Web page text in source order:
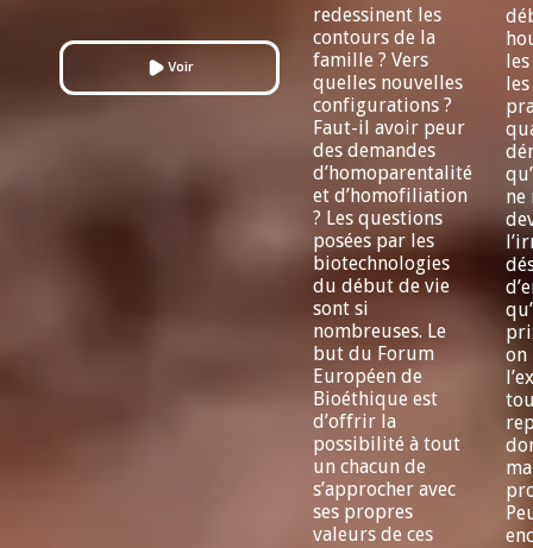
Voir
redessinent les
contours de la
famille ? Vers
quelles nouvelles
configurations ?
Faut-il avoir peur
des demandes
d’homoparentalité
et d’homofiliation
? Les questions
posées par les
biotechnologies
du début de vie
sont si
nombreuses. Le
but du Forum
Européen de
Bioéthique est
d’offrir la
possibilité à tout
un chacun de
s’approcher avec
ses propres
valeurs de ces
ne
on